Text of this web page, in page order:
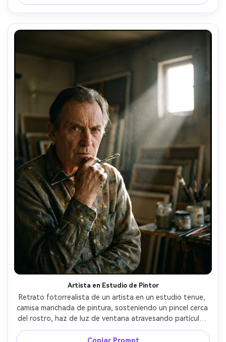
4:5
Artista en Estudio de Pintor
Retrato fotorrealista de un artista en un estudio tenue,
camisa manchada de pintura, sosteniendo un pincel cerca
del rostro, haz de luz de ventana atravesando partículas
de polvo, fondo lleno de lienzos desenfocados, fuerte
claroscuro, tomada con Sony A1 35mm f/1.4, plano medio